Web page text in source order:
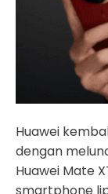
Huawei
dengan
Huawei Mate